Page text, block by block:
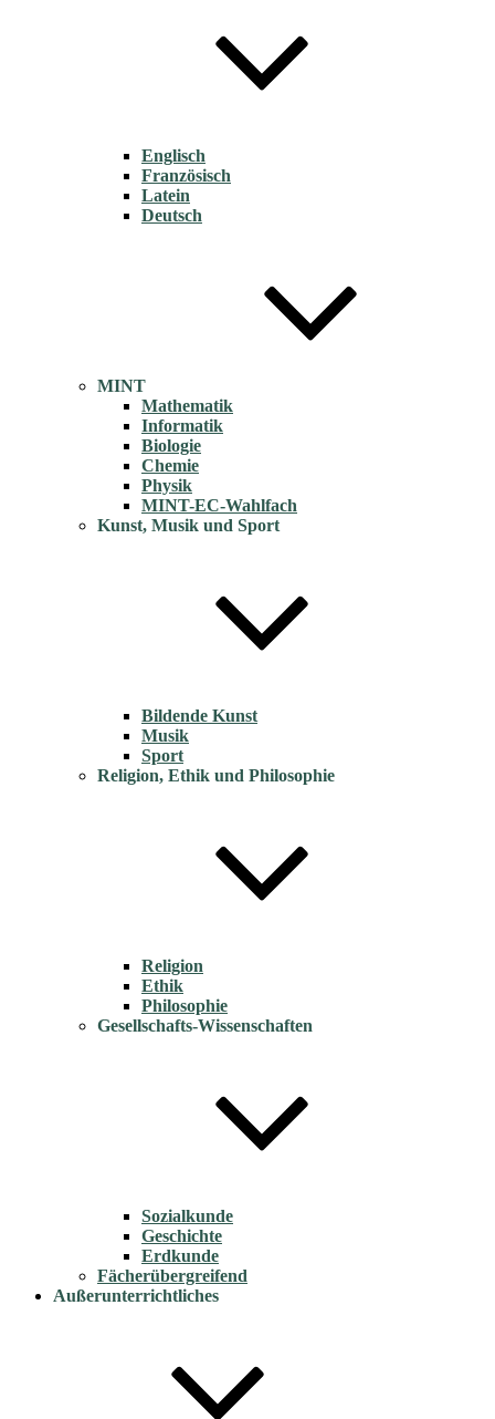
Englisch
Französisch
Latein
Deutsch
MINT
Mathematik
Informatik
Biologie
Chemie
Physik
MINT-EC-Wahlfach
Kunst, Musik und Sport
Bildende Kunst
Musik
Sport
Religion, Ethik und Philosophie
Religion
Ethik
Philosophie
Gesellschafts-Wissenschaften
Sozialkunde
Geschichte
Erdkunde
Fächerübergreifend
Außerunterrichtliches